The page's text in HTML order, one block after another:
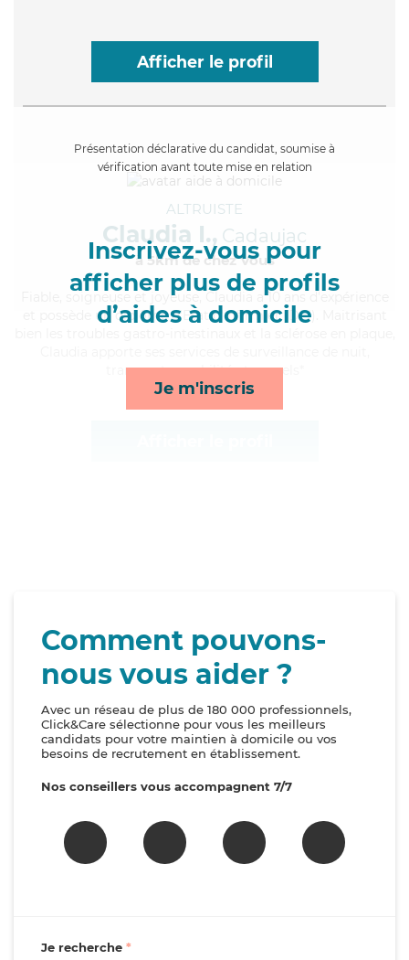
Afficher le profil
Présentation déclarative du candidat, soumise à
vérification avant toute mise en relation
Inscrivez-vous pour
afficher plus de profils
d’aides à domicile
Je m'inscris
ALTRUISTE
Claudia I., Cadaujac
à 5km de chez Vous
, soigneuse et joyeuse, Claudia a 10 ans d'expérience
et possède un diplôme d'Etat d'infirmier (DEI). Maitrisant
transports, mobilité et rappels*
Comment pouvons-
nous vous aider ?
Avec un réseau de plus de 180 000 professionnels,
Click&Care sélectionne pour vous les meilleurs
candidats pour votre maintien à domicile ou vos
besoins de recrutement en établissement.
Nos conseillers vous accompagnent 7/7
Je recherche